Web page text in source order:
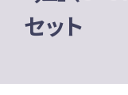
セット